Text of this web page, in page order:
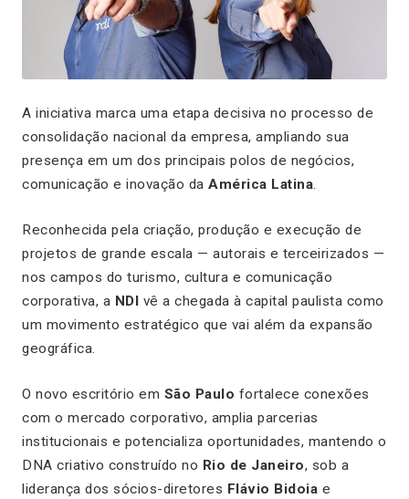
A iniciativa marca uma etapa decisiva no processo de
consolidação nacional da empresa, ampliando sua
presença em um dos principais polos de negócios,
comunicação e inovação da América Latina.
Reconhecida pela criação, produção e execução de
projetos de grande escala — autorais e terceirizados —
nos campos do turismo, cultura e comunicação
corporativa, a NDI vê a chegada à capital paulista como
um movimento estratégico que vai além da expansão
geográfica.
O novo escritório em São Paulo fortalece conexões
com o mercado corporativo, amplia parcerias
institucionais e potencializa oportunidades, mantendo o
DNA criativo construído no Rio de Janeiro, sob a
liderança dos sócios-diretores Flávio Bidoia e